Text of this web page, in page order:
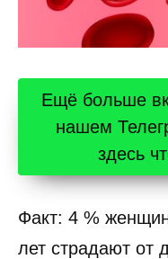
Ещё больше
нашем
здесь
Факт: 4 %
лет страдают от